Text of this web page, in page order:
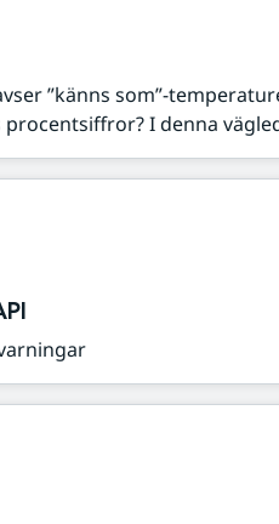
”känns som”-
I denna